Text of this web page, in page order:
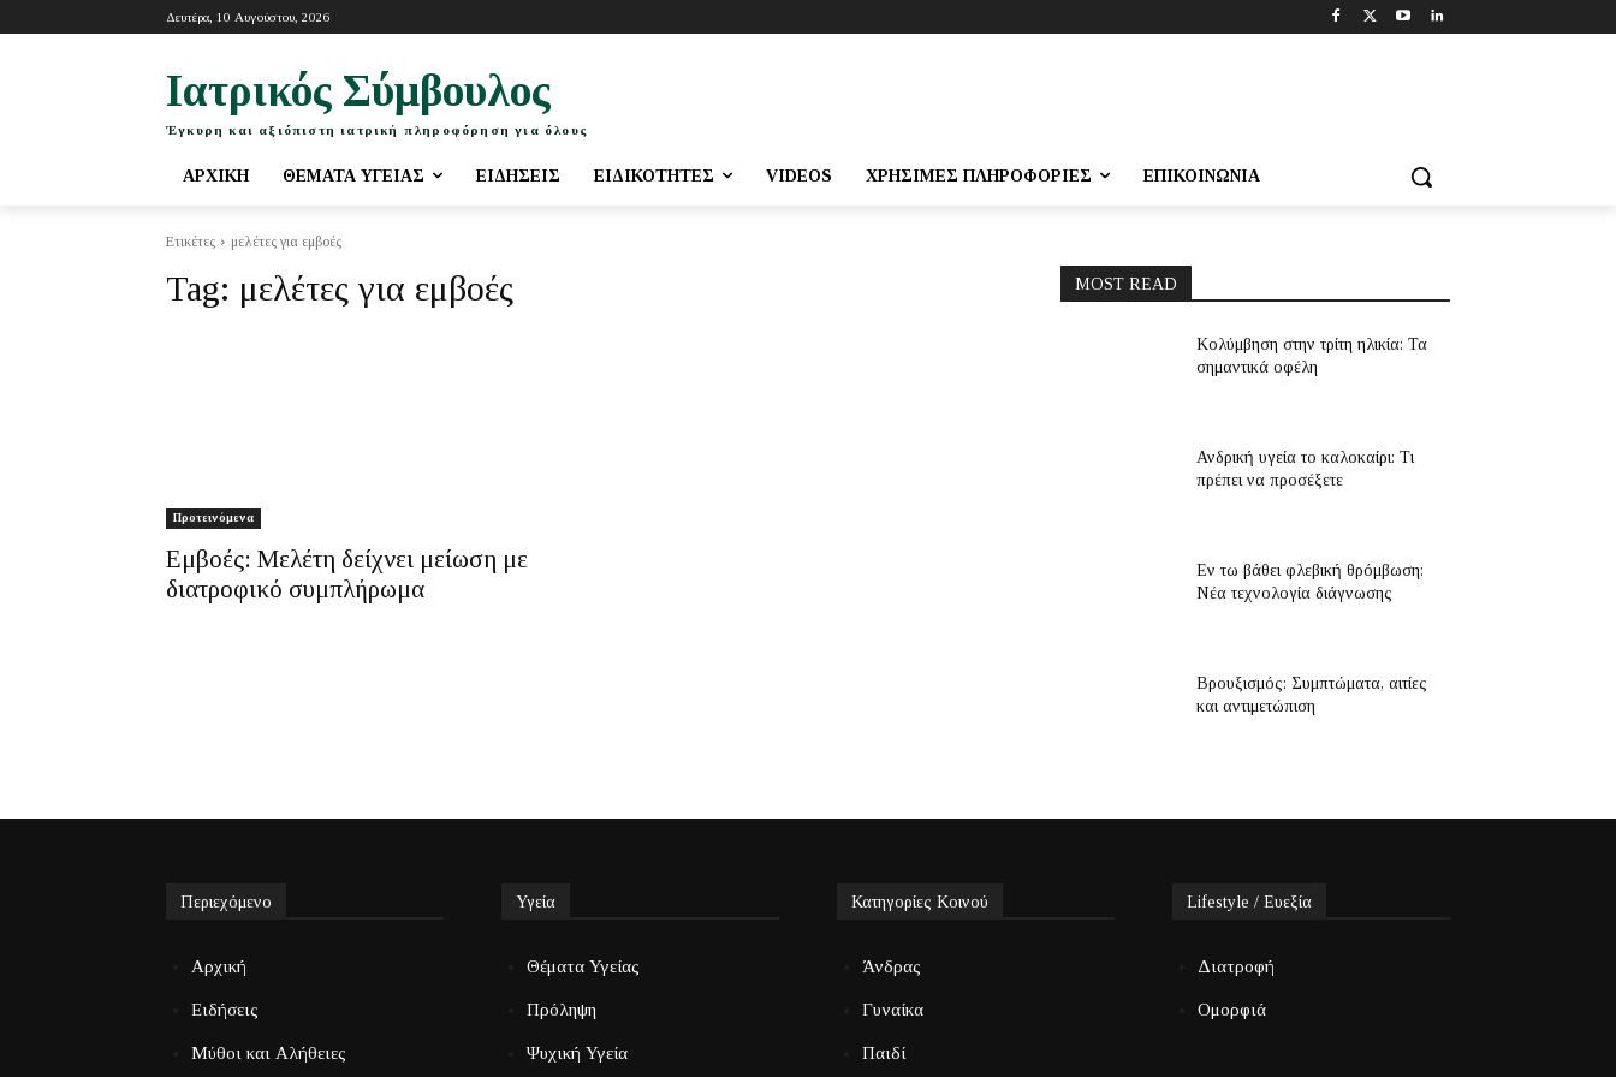
Δευτέρα, 10 Αυγούστου, 2026
Ιατρικός Σύμβουλος
Έγκυρη και αξιόπιστη ιατρική πληροφόρηση για όλους
ΑΡΧΙΚΉ ΘΈΜΑΤΑ ΥΓΕΊΑΣ ΕΙΔΉΣΕΙΣ ΕΙΔΙΚΌΤΗΤΕΣ VIDEOS ΧΡΉΣΙΜΕΣ ΠΛΗΡΟΦΟΡΊΕΣ ΕΠΙΚΟΙΝΩΝΊΑ
Ετικέτες μελέτες για εμβοές
Tag: μελέτες για εμβοές
Προτεινόμενα
Εμβοές: Μελέτη δείχνει μείωση με
διατροφικό συμπλήρωμα
MOST READ
Κολύμβηση στην τρίτη ηλικία: Τα
σημαντικά οφέλη
Ανδρική υγεία το καλοκαίρι: Τι
πρέπει να προσέξετε
Εν τω βάθει φλεβική θρόμβωση:
Νέα τεχνολογία διάγνωσης
Βρουξισμός: Συμπτώματα, αιτίες
και αντιμετώπιση
Περιεχόμενο
Αρχική
Ειδήσεις
Μύθοι και Αλήθειες
Υγεία
Θέματα Υγείας
Πρόληψη
Ψυχική Υγεία
Κατηγορίες Κοινού
Άνδρας
Γυναίκα
Παιδί
Lifestyle / Ευεξία
Διατροφή
Ομορφιά